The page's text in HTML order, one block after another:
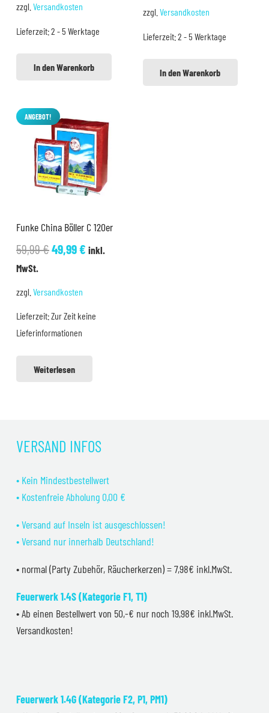
3,25 €3,00 €.
zzgl. Versandkosten
Lieferzeit:2 - 5 Werktage
In den Warenkorb
zzgl. Versandkosten
Lieferzeit:2 - 5 Werktage
In den Warenkorb
ANGEBOT!
Funke China Böller C 120er
59,99€Ursprünglicher
49,99€Aktueller
inkl.
MwSt.
zzgl. Versandkosten
Lieferzeit:Zur Zeit keine
Lieferinformationen
Weiterlesen
VERSAND INFOS
• Kein Mindestbestellwert
• Kostenfreie Abholung 0,00 €
• Versand auf Inseln ist ausgeschlossen!
• Versand nur innerhalb Deutschland!
• normal (Party Zubehör, Räucherkerzen) = 7,98€ inkl.MwSt.
Feuerwerk 1.4S (Kategorie F1, T1)
• Ab einen Bestellwert von 50,-€ nur noch 19,98€ inkl.MwSt.
Versandkosten!
Feuerwerk 1.4G (Kategorie F2, P1, PM1)